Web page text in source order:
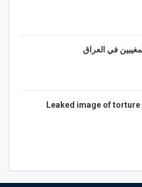
في العراق
Leaked image of